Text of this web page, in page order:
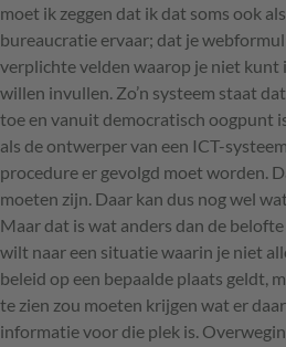
moet ik zeggen dat ik dat soms ook
bureaucratie ervaar; dat je
verplichte velden waarop je niet kunt
willen invullen. Zo’n systeem staat
toe en vanuit democratisch oogpunt
als de ontwerper van een ICT-
procedure er gevolgd moet worden.
moeten zijn. Daar kan dus nog wel
Maar dat is wat anders dan de
wilt naar een situatie waarin je niet
beleid op een bepaalde plaats geldt,
te zien zou moeten krijgen wat er
informatie voor die plek is.